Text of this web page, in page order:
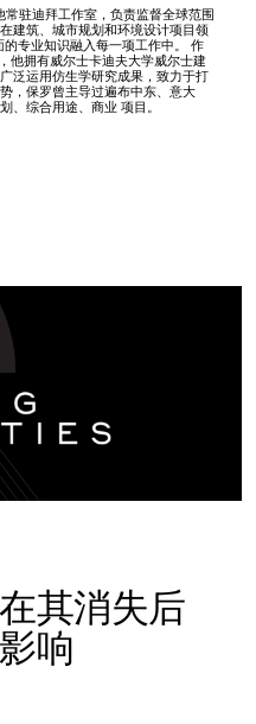
驻迪拜工作室，负责监督全球范围
建筑、城市规划和环境设计项目领
专业知识融入每一项工作中。 作
他拥有威尔士卡迪夫大学威尔士建
泛运用仿生学研究成果，致力于打
，保罗曾主导过遍布中东、意大
、综合用途、商业 项目。
其消失后
响